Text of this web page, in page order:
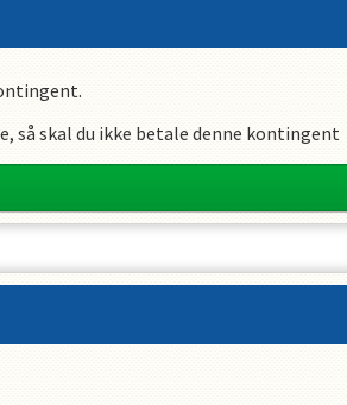
så skal du ikke betale denne kontingent